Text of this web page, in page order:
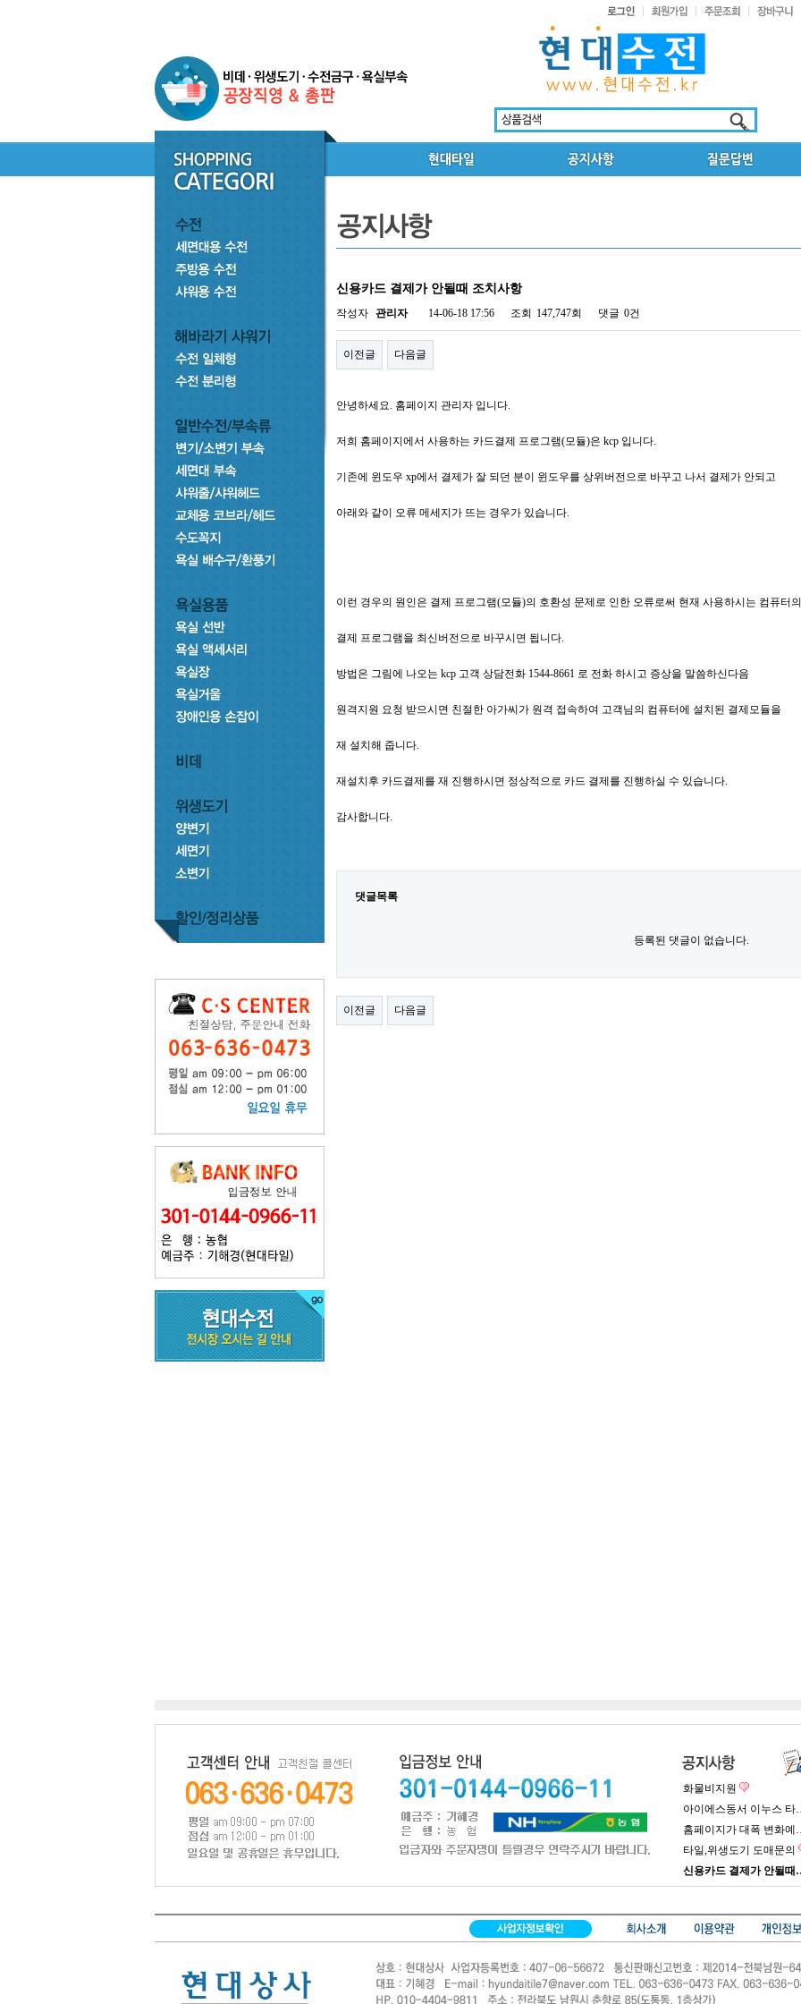
신용카드 결제가 안될때 조치사항
작성자 관리자 14-06-18 17:56 조회 147,747회 댓글 0건
이전글 다음글
안녕하세요. 홈페이지 관리자 입니다.
저희 홈페이지에서 사용하는 카드결제 프로그램(모듈)은 kcp 입니다.
기존에 윈도우 xp에서 결제가 잘 되던 분이 윈도우를 상위버전으로 바꾸고 나서 결제가 안되고
아래와 같이 오류 메세지가 뜨는 경우가 있습니다.
이런 경우의 원인은 결제 프로그램(모듈)의 호환성 문제로 인한 오류로써 현재 사용하시는 컴퓨터의
결제 프로그램을 최신버전으로 바꾸시면 됩니다.
방법은 그림에 나오는 kcp 고객 상담전화 1544-8661 로 전화 하시고 증상을 말씀하신다음
원격지원 요청 받으시면 친절한 아가씨가 원격 접속하여 고객님의 컴퓨터에 설치된 결제모듈을
재 설치해 줍니다.
재설치후 카드결제를 재 진행하시면 정상적으로 카드 결제를 진행하실 수 있습니다.
감사합니다.
댓글목록
등록된 댓글이 없습니다.
이전글 다음글
화물비지원
아이에스동서 이누스
홈페이지가 대폭 변화
타일,위생도기 도매문의
신용카드 결제가 안될